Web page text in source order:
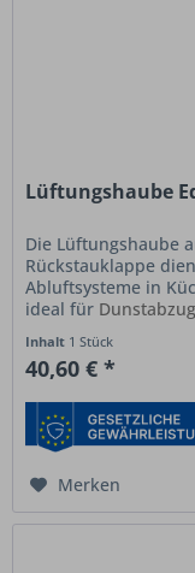
Lüftungshaube
Die Lüftungshaube
Rückstauklappe
Abluftsysteme in
ideal für
Inhalt 1 Stück
40,60 € *
Merken